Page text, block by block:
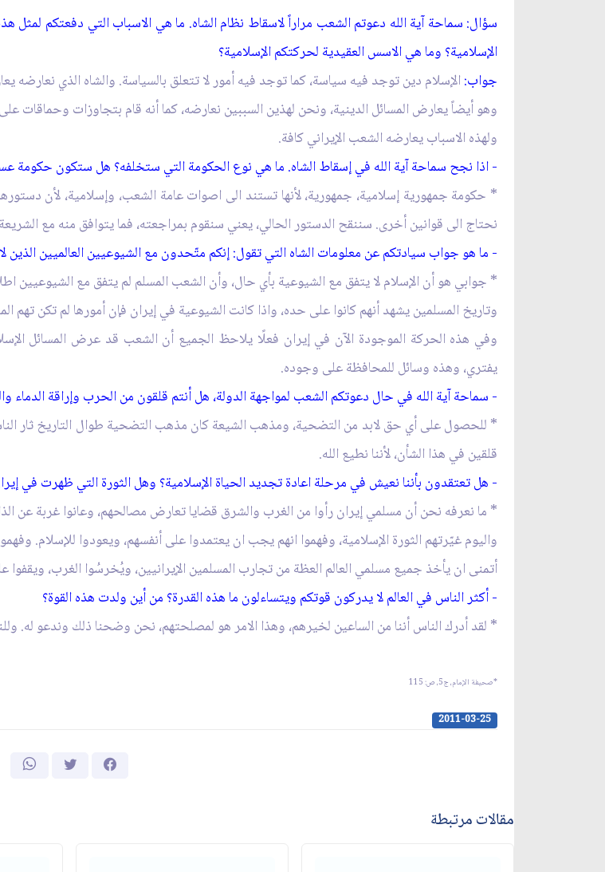
سؤال: سماحة آية الله دعوتم الشعب مراراً لاسقاط نظام الشاه. ما هي الاسباب التي دفعتكم لمثل
الإسلامية؟ وما هي الاسس العقيدية لحركتكم الإسلامية؟
جواب: الإسلام دين توجد فيه سياسة، كما توجد فيه أمور لا تتعلق بالسياسة. والشاه الذي نعارضه
وهو أيضاً يعارض المسائل الدينية، ونحن لهذين السببين نعارضه، كما أنه قام بتجاوزات وحماقات
ولهذه الاسباب يعارضه الشعب الإيراني كافة.
- اذا نجح سماحة آية الله في إسقاط الشاه. ما هي نوع الحكومة التي ستخلفه؟ هل ستكون حكومة
* حكومة جمهورية إسلامية، جمهورية، لأنها تستند الى اصوات عامة الشعب، وإسلامية، لأن
نحتاج الى قوانين أخرى. سننقح الدستور الحالي، يعني سنقوم بمراجعته، فما يتوافق منه مع
- ما هو جواب سيادتكم عن معلومات الشاه التي تقول: إنكم متّحدون مع الشيوعيين العالميين الذين لا
* جوابي هو أن الإسلام لا يتفق مع الشيوعية بأي حال، وأن الشعب المسلم لم يتفق مع الشيوعيين
وتاريخ المسلمين يشهد أنهم كانوا على حده، واذا كانت الشيوعية في إيران فإن أمورها لم تكن تهم
وفي هذه الحركة الموجودة الآن في إيران فعلًا يلاحظ الجميع أن الشعب قد عرض المسائل
يفتري، وهذه وسائل للمحافظة على وجوده.
- سماحة آية الله في حال دعوتكم الشعب لمواجهة الدولة، هل أنتم قلقون من الحرب وإراقة الدماء
* للحصول على أي حق لابد من التضحية، ومذهب الشيعة كان مذهب التضحية طوال التاريخ ثار الناس
قلقين في هذا الشأن، لأننا نطيع الله.
- هل تعتقدون بأننا نعيش في مرحلة اعادة تجديد الحياة الإسلامية؟ وهل الثورة التي ظهرت في
* ما نعرفه نحن أن مسلمي إيران رأوا من الغرب والشرق قضايا تعارض مصالحهم، وعانوا غربة عن
واليوم غيّرتهم الثورة الإسلامية، وفهموا انهم يجب ان يعتمدوا على أنفسهم، ويعودوا للإسلام.
أتمنى ان يأخذ جميع مسلمي العالم العظة من تجارب المسلمين الإيرانيين، ويُخرسُوا الغرب، ويقفوا
- أكثر الناس في العالم لا يدركون قوتكم ويتساءلون ما هذه القدرة؟ من أين ولدت هذه القوة؟
* لقد أدرك الناس أننا من الساعين لخيرهم، وهذا الامر هو لمصلحتهم، نحن وضحنا ذلك وندعو له.
*صحيفة الإمام، ج‏5، ص: 115
2011-03-25
مقالات مرتبطة